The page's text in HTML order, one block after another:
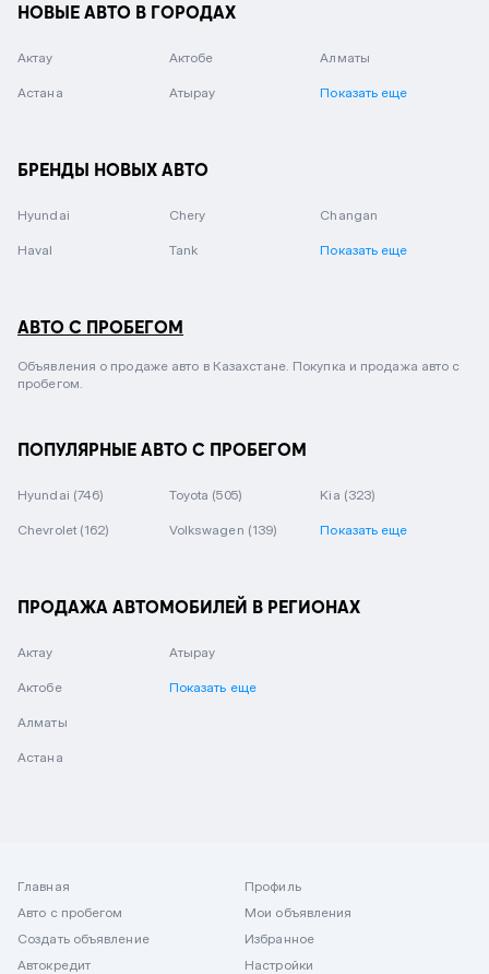
НОВЫЕ АВТО В ГОРОДАХ
Актау Актобе Алматы
Астана Атырау Показать еще
БРЕНДЫ НОВЫХ АВТО
Hyundai Chery Changan
Haval Tank Показать еще
АВТО С ПРОБЕГОМ
Объявления о продаже авто в Казахстане. Покупка и продажа авто с
пробегом.
ПОПУЛЯРНЫЕ АВТО С ПРОБЕГОМ
Hyundai (746) Toyota (505) Kia (323)
Chevrolet (162) Volkswagen (139) Показать еще
ПРОДАЖА АВТОМОБИЛЕЙ В РЕГИОНАХ
Актау
Актобе
Алматы
Астана
Атырау
Показать еще
Главная
Авто с пробегом
Создать объявление
Автокредит
Профиль
Мои объявления
Избранное
Настройки